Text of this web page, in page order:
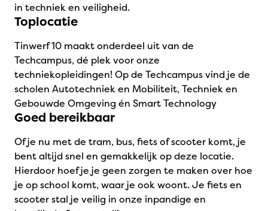
in techniek en veiligheid.
Toplocatie
Tinwerf 10 maakt onderdeel uit van de
Techcampus, dé plek voor onze
techniekopleidingen! Op de Techcampus vind je de
scholen Autotechniek en Mobiliteit, Techniek en
Gebouwde Omgeving én Smart Technology
Goed bereikbaar
Of je nu met de tram, bus, fiets of scooter komt, je
bent altijd snel en gemakkelijk op deze locatie.
Hierdoor hoef je je geen zorgen te maken over hoe
je op school komt, waar je ook woont. Je fiets en
scooter stal je veilig in onze inpandige en